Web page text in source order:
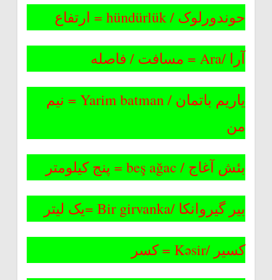
حوندورلوک / hündürlük = ارتفاع
آرا /Ara = مسافت / فاصله
یاریم باتمان / Yarim batman = نیم
من
بئش آغاج / beş ağac = پنج کیلومتر
بیر گیروانکا /Bir girvanka =یک لیتر
کسیر /Kəsir = کسر